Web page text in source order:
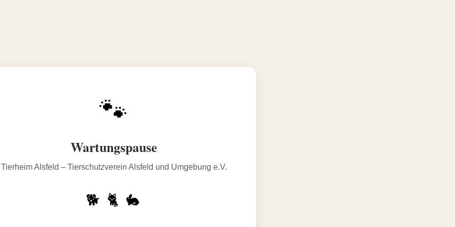
🐾
Wartungspause
Tierheim Alsfeld – Tierschutzverein Alsfeld und Umgebung e.V.
🐕 🐈 🐇